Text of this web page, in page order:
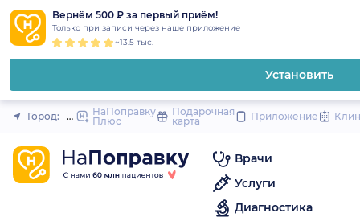
Вернём 500 ₽ за первый приём!
Только при записи через наше приложение
~13.5 тыс.
Установить
Закрыть
Город: ПермьНаПоправку
Плюс
Подарочная
карта
Приложение
Врачи
Услуги
Диагностика